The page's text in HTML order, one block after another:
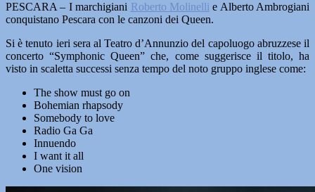
PESCARA – I marchigiani Roberto Molinelli e Alberto Ambrogiani
conquistano Pescara con le canzoni dei Queen.
Si è tenuto ieri sera al Teatro d’Annunzio del capoluogo abruzzese il
concerto “Symphonic Queen” che, come suggerisce il titolo, ha
visto in scaletta successi senza tempo del noto gruppo inglese come:
The show must go on
Bohemian rhapsody
Somebody to love
Radio Ga Ga
Innuendo
I want it all
One vision